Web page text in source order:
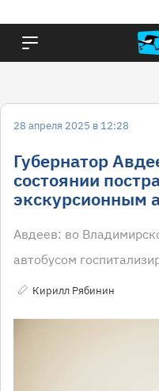
28 апреля 2025 в 12:28
Губернатор
состоянии
экскурсионным
Авдеев: во
автобусом
Кирилл Рябинин